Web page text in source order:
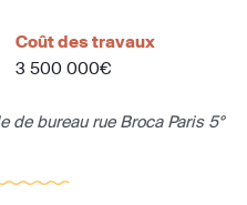
Coût des travaux
3 500 000€
de bureau rue Broca Paris 5°